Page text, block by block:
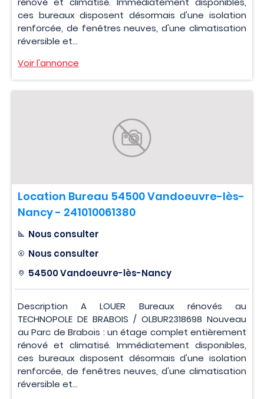
ces bureaux disposent désormais d'une isolation
renforcée, de fenêtres neuves, d'une climatisation
réversible et...
Voir l'annonce
Location Bureau 54500 Vandoeuvre-lès-
Nancy - 241010061380
Nous consulter
Nous consulter
54500 Vandoeuvre-lès-Nancy
Description A LOUER Bureaux rénovés au
TECHNOPOLE DE BRABOIS / OLBUR2318698 Nouveau
au Parc de Brabois : un étage complet entièrement
rénové et climatisé. Immédiatement disponibles,
ces bureaux disposent désormais d'une isolation
renforcée, de fenêtres neuves, d'une climatisation
réversible et...